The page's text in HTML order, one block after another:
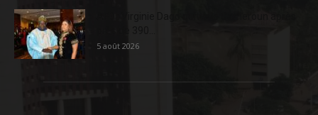
5 août 2026